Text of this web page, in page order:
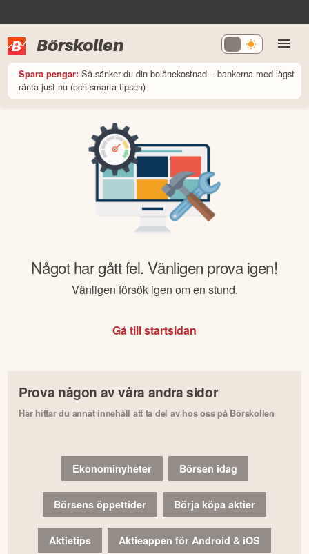
Börskollen
Spara pengar: Så sänker du din bolånekostnad – bankerna med lägst
ränta just nu (och smarta tipsen)
Något har gått fel. Vänligen prova igen!
Vänligen försök igen om en stund.
Gå till startsidan
Prova någon av våra andra sidor
Här hittar du annat innehåll att ta del av hos oss på Börskollen
Ekonominyheter Börsen idag
Börsens öppettider Börja köpa aktier
Aktietips Aktieappen för Android & iOS